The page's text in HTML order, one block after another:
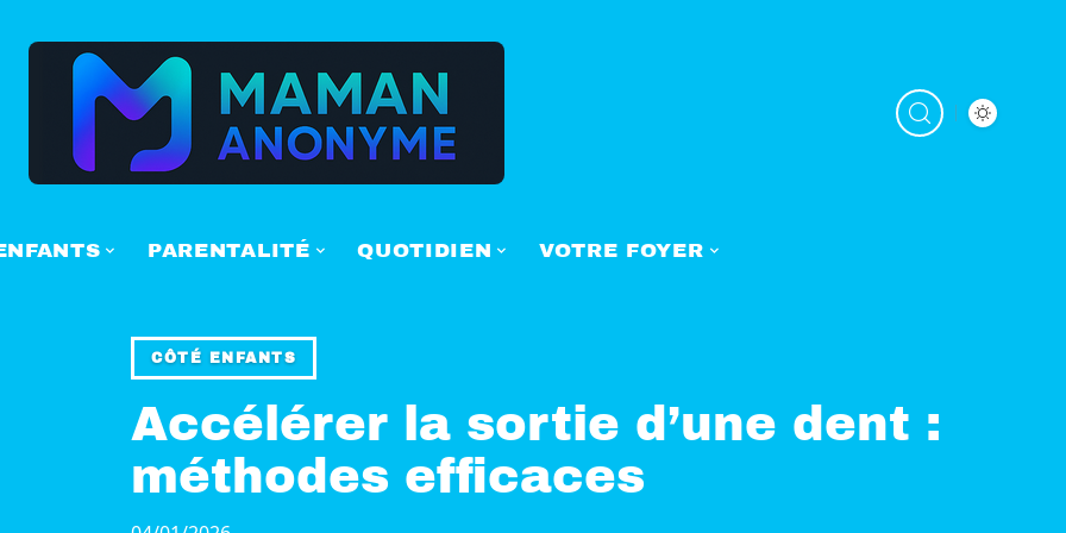
PARENTALITÉ QUOTIDIEN VOTRE FOYER
CÔTÉ ENFANTS
Accélérer la sortie d’une dent :
méthodes efficaces